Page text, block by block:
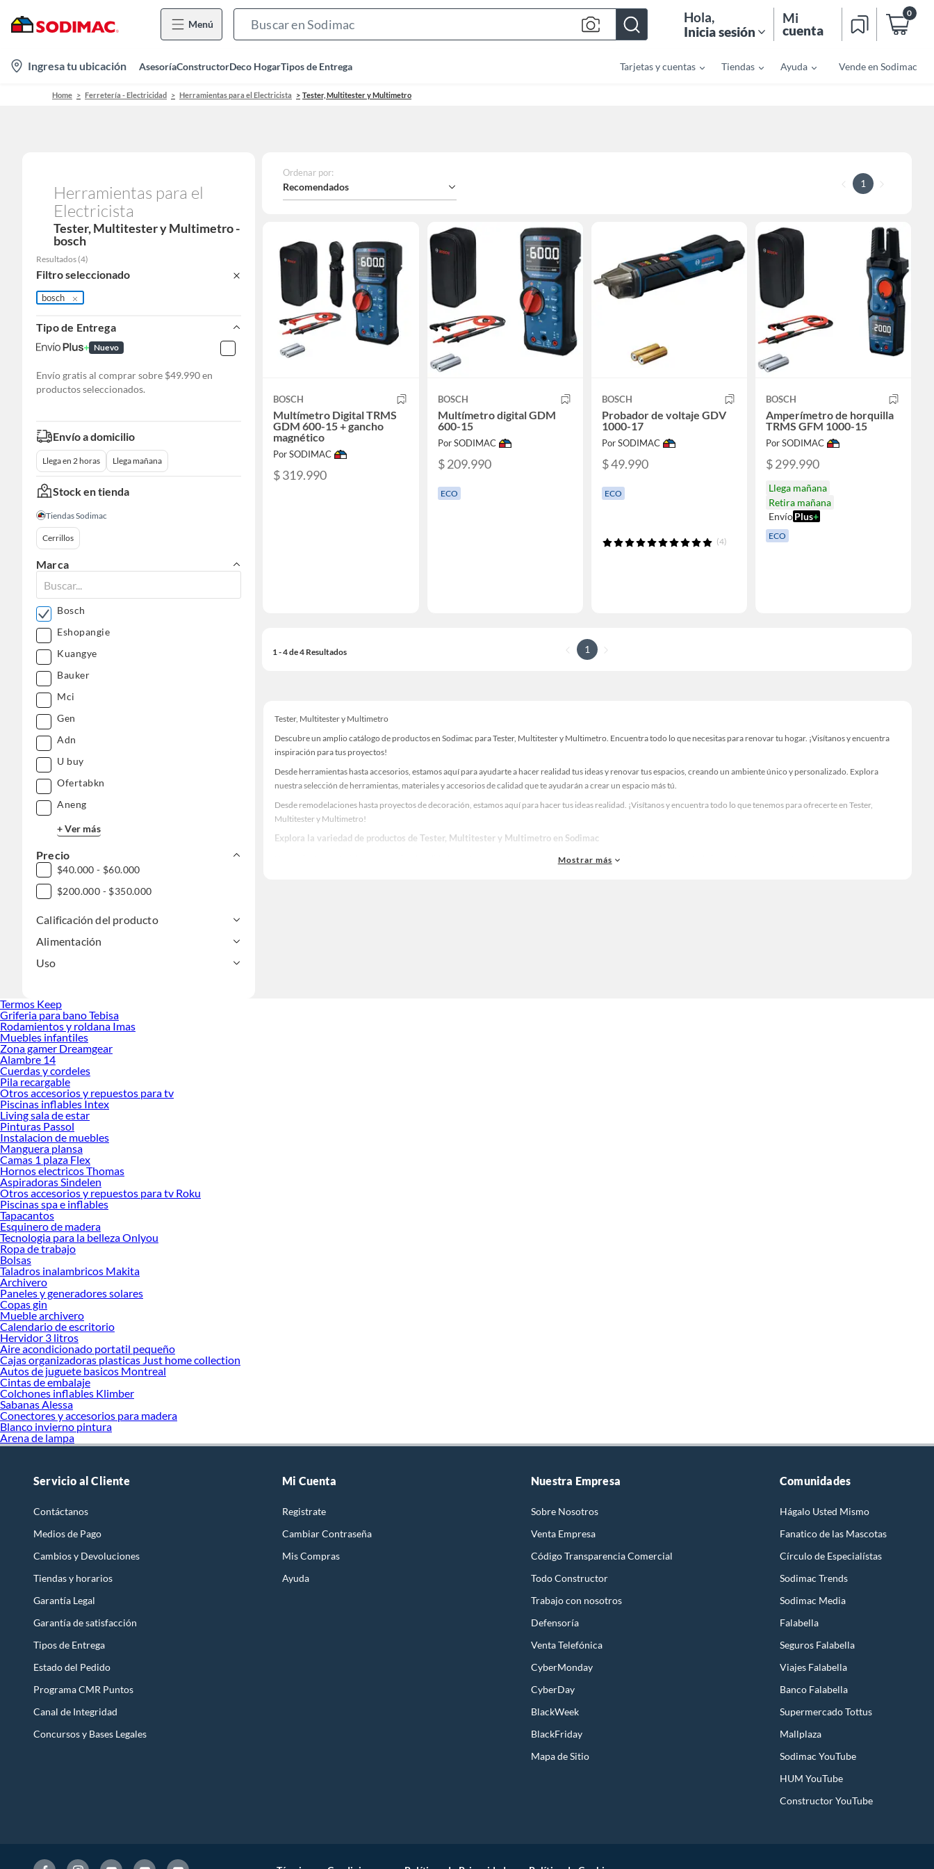
Menú
Bar
Hola,
Inicia sesión
Mi
cuenta
0
location-
icon
Ingresa tu ubicación AsesoríaConstructorDeco HogarTipos de Entrega Tarjetas y cuentas Tiendas Ayuda Vende en Sodimac
Home Ferretería - Electricidad Herramientas para el Electricista Tester, Multitester y Multimetro
Herramientas para el
Electricista
Tester, Multitester y Multimetro -
bosch
Resultados (4)
Filtro seleccionado
bosch
Tipo de Entrega
Nuevo
Envío gratis al comprar sobre $49.990 en
productos seleccionados.
Envío a domicilio
Llega en 2 horas Llega mañana
Stock en tienda
Tiendas Sodimac
Cerrillos
Marca
Bosch
Eshopangie
Kuangye
Bauker
Mci
Gen
Adn
U buy
Ofertabkn
Aneng
+ Ver más
Precio
$40.000 - $60.000
$200.000 - $350.000
Calificación del producto
Alimentación
Uso
Ordenar por:
Recomendados 1
BOSCH
Multímetro Digital TRMS
GDM 600-15 + gancho
magnético
Por SODIMAC
$ 319.990
BOSCH
Multímetro digital GDM
600-15
Por SODIMAC
$ 209.990
ECO
BOSCH
Probador de voltaje GDV
1000-17
Por SODIMAC
$ 49.990
ECO
(4)
BOSCH
Amperímetro de horquilla
TRMS GFM 1000-15
Por SODIMAC
$ 299.990
Llega mañana
Retira mañana
EnvíoPlus+
ECO
1 - 4 de 4 Resultados 1
Tester, Multitester y Multimetro
Descubre un amplio catálogo de productos en Sodimac para Tester, Multitester y Multimetro. Encuentra todo lo que necesitas para renovar tu hogar. ¡Visítanos y encuentra
inspiración para tus proyectos!
Desde herramientas hasta accesorios, estamos aquí para ayudarte a hacer realidad tus ideas y renovar tus espacios, creando un ambiente único y personalizado. Explora
nuestra selección de herramientas, materiales y accesorios de calidad que te ayudarán a crear un espacio más tú.
Desde remodelaciones hasta proyectos de decoración, estamos aquí para hacer tus ideas realidad. ¡Visítanos y encuentra todo lo que tenemos para ofrecerte en Tester,
Multitester y Multimetro!
Explora la variedad de productos de Tester, Multitester y Multimetro en Sodimac
Herramientas, materiales y accesorios de calidad para tus proyectos y renovación de espacios. ¡Visítanos y descubre todo lo que tenemos para ofrecerte!
Mostrar más
Termos Keep
Griferia para bano Tebisa
Rodamientos y roldana Imas
Muebles infantiles
Zona gamer Dreamgear
Alambre 14
Cuerdas y cordeles
Pila recargable
Otros accesorios y repuestos para tv
Piscinas inflables Intex
Living sala de estar
Pinturas Passol
Instalacion de muebles
Manguera plansa
Camas 1 plaza Flex
Hornos electricos Thomas
Aspiradoras Sindelen
Otros accesorios y repuestos para tv Roku
Piscinas spa e inflables
Tapacantos
Esquinero de madera
Tecnologia para la belleza Onlyou
Ropa de trabajo
Bolsas
Taladros inalambricos Makita
Archivero
Paneles y generadores solares
Copas gin
Mueble archivero
Calendario de escritorio
Hervidor 3 litros
Aire acondicionado portatil pequeño
Cajas organizadoras plasticas Just home collection
Autos de juguete basicos Montreal
Cintas de embalaje
Colchones inflables Klimber
Sabanas Alessa
Conectores y accesorios para madera
Blanco invierno pintura
Arena de lampa
Servicio al Cliente
Contáctanos
Medios de Pago
Cambios y Devoluciones
Tiendas y horarios
Garantía Legal
Garantía de satisfacción
Tipos de Entrega
Estado del Pedido
Programa CMR Puntos
Canal de Integridad
Concursos y Bases Legales
Mi Cuenta
Registrate
Cambiar Contraseña
Mis Compras
Ayuda
Nuestra Empresa
Sobre Nosotros
Venta Empresa
Código Transparencia Comercial
Todo Constructor
Trabajo con nosotros
Defensoría
Venta Telefónica
CyberMonday
CyberDay
BlackWeek
BlackFriday
Mapa de Sitio
Comunidades
Hágalo Usted Mismo
Fanatico de las Mascotas
Círculo de Especialístas
Sodimac Trends
Sodimac Media
Falabella
Seguros Falabella
Viajes Falabella
Banco Falabella
Supermercado Tottus
Mallplaza
Sodimac YouTube
HUM YouTube
Constructor YouTube